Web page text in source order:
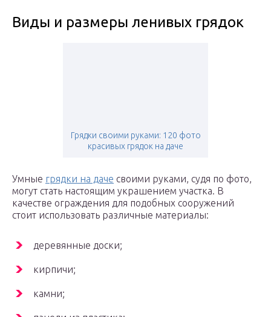
Виды и размеры ленивых грядок
Грядки своими руками: 120 фото
красивых грядок на даче
Умные грядки на даче своими руками, судя по фото,
могут стать настоящим украшением участка. В
качестве ограждения для подобных сооружений
стоит использовать различные материалы:
деревянные доски;
кирпичи;
камни;